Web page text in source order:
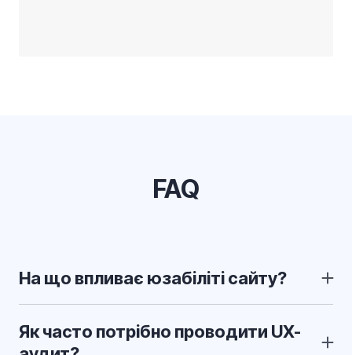
FAQ
На що впливає юзабіліті сайту?
знаходять потрібне. Від того, наскільки
Як часто потрібно проводити UX-